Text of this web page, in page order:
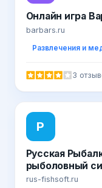
Онлайн игра
barbars.ru
Развлечения и
3
Р
Русская
рыболовный
rus-fishsoft.ru